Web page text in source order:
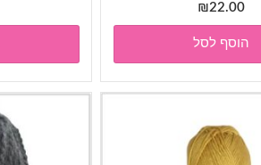
₪22.00
הוסף לסל